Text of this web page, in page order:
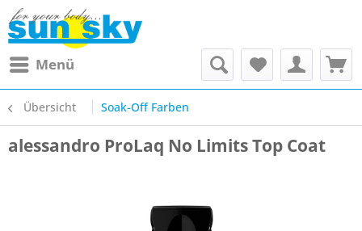
Menü
Übersicht Soak-Off Farben
alessandro ProLaq No Limits Top Coat